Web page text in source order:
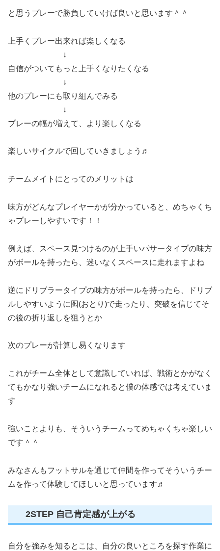
と思うプレーで勝負していけば良いと思います＾＾
上手くプレー出来れば楽しくなる
↓
自信がついてもっと上手くなりたくなる
↓
他のプレーにも取り組んでみる
↓
プレーの幅が増えて、より楽しくなる
楽しいサイクルで回していきましょう♬
チームメイトにとってのメリットは
味方がどんなプレイヤーかが分かっていると、めちゃくち
ゃプレーしやすいです！！
例えば、スペース見つけるのが上手いパサータイプの味方
がボールを持ったら、迷いなくスペースに走れますよね
逆にドリブラータイプの味方がボールを持ったら、ドリブ
ルしやすいように囮(おとり)で走ったり、突破を信じてそ
の後の折り返しを狙うとか
次のプレーが計算し易くなります
これがチーム全体として意識していれば、戦術とかがなく
てもかなり強いチームになれると僕の体感では考えていま
す
強いことよりも、そういうチームってめちゃくちゃ楽しい
です＾＾
みなさんもフットサルを通じて仲間を作ってそういうチー
ムを作って体験してほしいと思っています♬
2STEP 自己肯定感が上がる
自分を強みを知るとこは、自分の良いところを探す作業に